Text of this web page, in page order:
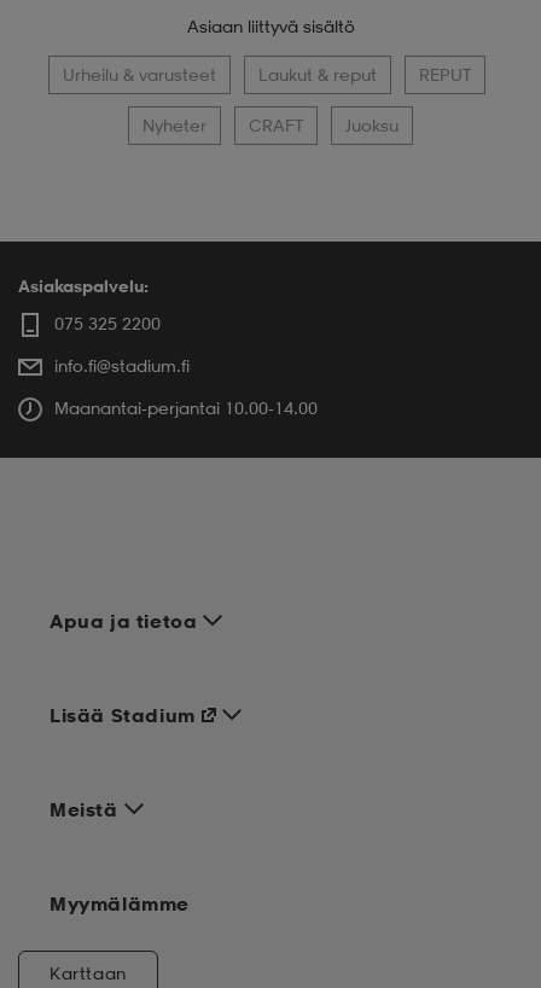
Asiaan liittyvä sisältö
Urheilu & varusteet Laukut & reput REPUT
Nyheter CRAFT Juoksu
Asiakaspalvelu:
075 325 2200
info.fi@stadium.fi
Maanantai-perjantai 10.00-14.00
Apua ja tietoa
Meistä
Lisää Stadium
Myymälämme
Karttaan